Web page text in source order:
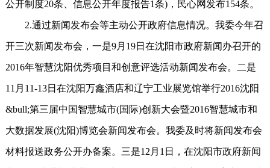
公开制度20条、信息公开年度报告1条)，民心网发布154条。
2.通过新闻发布会等主动公开政府信息情况。我委今年召
开三次新闻发布会，一是9月19日在沈阳市政府新闻办召开的
2016年智慧沈阳优秀项目和创意评选活动新闻发布会。二是
11月11-13日在沈阳万鑫酒店和辽宁工业展览馆举行2016沈阳
&bull;第三届中国智慧城市(国际)创新大会暨2016智慧城市和
大数据发展(沈阳)博览会新闻发布会。我委及时将新闻发布会
材料报送政务公开办备案。三是12月1日，在沈阳市政府新闻